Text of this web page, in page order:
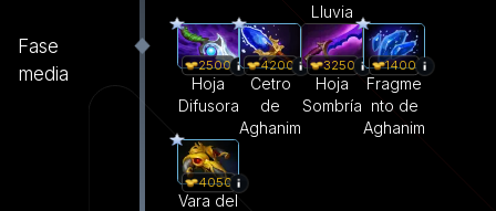
Lluvia
Fase
media
2500
Hoja
Difusora
4200
Cetro
de
Aghanim
3250
Hoja
Sombría
1400
Fragme
nto de
Aghanim
4050
Vara del